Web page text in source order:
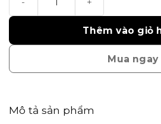
Thêm vào giỏ
Mua ngay
Mô tả sản phẩm